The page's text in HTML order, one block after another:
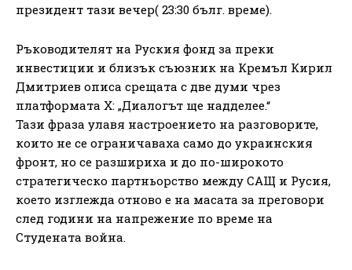
президент тази вечер( 23:30 бълг. време).
Ръководителят на Руския фонд за преки
инвестиции и близък съюзник на Кремъл Кирил
Дмитриев описа срещата с две думи чрез
платформата X: „Диалогът ще надделее.“
Тази фраза улавя настроението на разговорите,
които не се ограничаваха само до украинския
фронт, но се разшириха и до по-широкото
стратегическо партньорство между САЩ и Русия,
което изглежда отново е на масата за преговори
след години на напрежение по време на
Студената война.